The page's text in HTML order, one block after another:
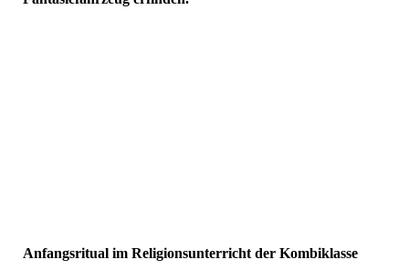
Anfangsritual im Religionsunterricht der Kombiklasse